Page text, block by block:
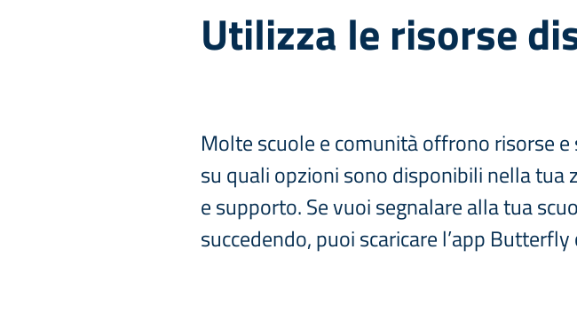
Utilizza le risorse
Molte scuole e comunità offrono risorse
su quali opzioni sono disponibili nella
e supporto. Se vuoi segnalare alla tua
succedendo, puoi scaricare l’app